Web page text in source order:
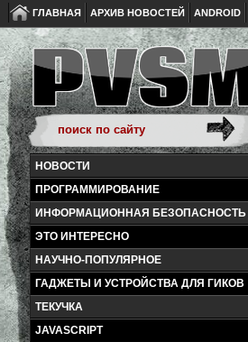
ГЛАВНАЯ АРХИВ НОВОСТЕЙ ANDROID
НОВОСТИ
ПРОГРАММИРОВАНИЕ
ИНФОРМАЦИОННАЯ БЕЗОПАСНОСТЬ
ЭТО ИНТЕРЕСНО
НАУЧНО-ПОПУЛЯРНОЕ
ГАДЖЕТЫ И УСТРОЙСТВА ДЛЯ ГИКОВ
ТЕКУЧКА
JAVASCRIPT